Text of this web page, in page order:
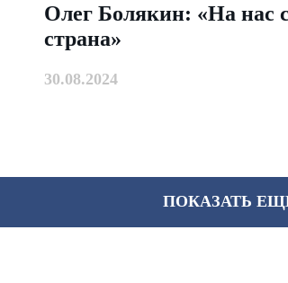
Олег Болякин: «На нас
страна»
30.08.2024
ПОКАЗАТЬ